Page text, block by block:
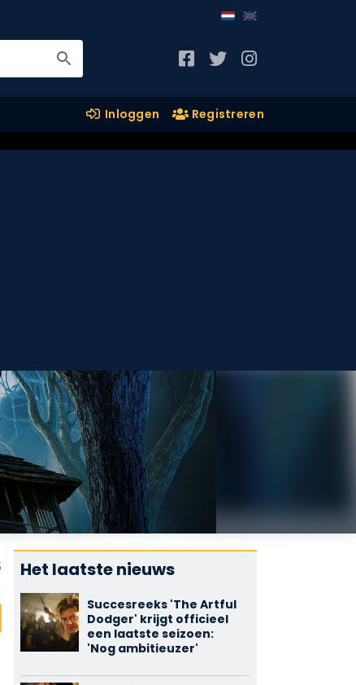
Inloggen Registreren
Het laatste nieuws
Succesreeks 'The Artful
Dodger' krijgt officieel
een laatste seizoen:
'Nog ambitieuzer'